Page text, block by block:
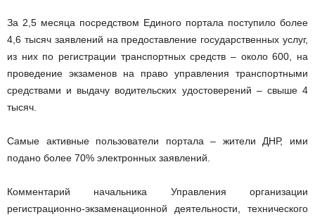
За 2,5 месяца посредством Единого портала поступило более
4,6 тысяч заявлений на предоставление государственных услуг,
из них по регистрации транспортных средств – около 600, на
проведение экзаменов на право управления транспортными
средствами и выдачу водительских удостоверений – свыше 4
тысяч.
Самые активные пользователи портала – жители ДНР, ими
подано более 70% электронных заявлений.
Комментарий начальника Управления организации
регистрационно-экзаменационной деятельности, технического